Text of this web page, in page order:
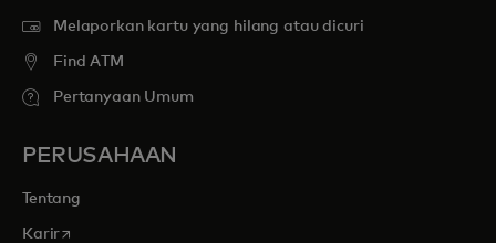
Melaporkan kartu yang hilang atau dicuri
Find ATM
Pertanyaan Umum
PERUSAHAAN
Tentang
Kariropens in a new tab